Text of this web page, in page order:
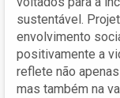
sustentável.
envolvimento
positivamente a
reflete não
mas também na